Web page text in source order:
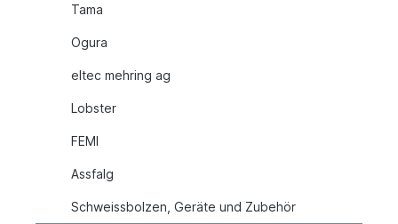
Tama
Ogura
eltec mehring ag
Lobster
FEMI
Assfalg
Schweissbolzen, Geräte und Zubehör